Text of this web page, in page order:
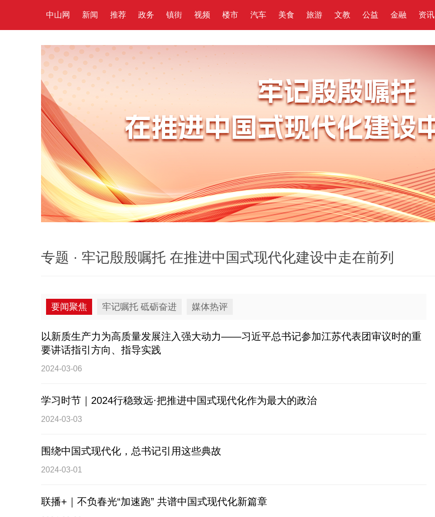
中山网 新闻 推荐 政务 镇街 视频 楼市 汽车 美食 旅游 文教 公益 金融 资讯
专题 · 牢记殷殷嘱托 在推进中国式现代化建设中走在前列
要闻聚焦 牢记嘱托 砥砺奋进 媒体热评
以新质生产力为高质量发展注入强大动力——习近平总书记参加江苏代表团审议时的重
要讲话指引方向、指导实践
2024-03-06
学习时节｜2024行稳致远·把推进中国式现代化作为最大的政治
2024-03-03
围绕中国式现代化，总书记引用这些典故
2024-03-01
联播+｜不负春光“加速跑” 共谱中国式现代化新篇章